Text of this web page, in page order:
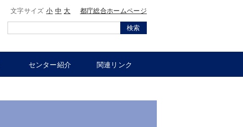
文字サイズ小 中 大 都庁総合ホームページ
検索
センター紹介 関連リンク